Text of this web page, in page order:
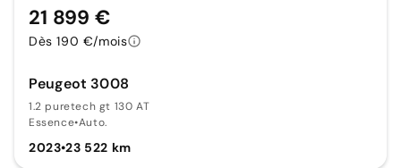
Peugeot 3008
1.2 puretech gt 130 AT
Essence•Auto.
2023•23 522 km
21 899 €
Dès 190 €/mois